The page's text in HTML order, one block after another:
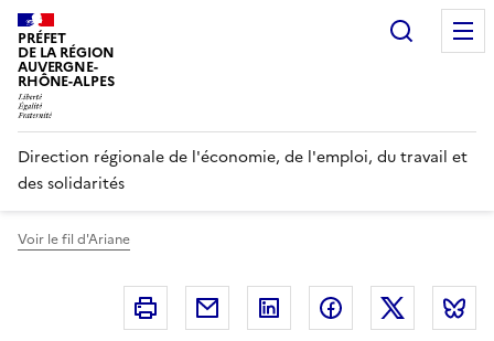
Panneau de gestion des cookies
PRÉFET
DE LA RÉGION
AUVERGNE-
RHÔNE-ALPES
Direction régionale de l'économie, de l'emploi, du travail et
des solidarités
Voir le fil d'Ariane
Imprimer Courriel Linkedin FacebookTwitter